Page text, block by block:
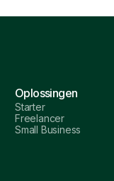
Oplossingen
Starter
Freelancer
Small Business